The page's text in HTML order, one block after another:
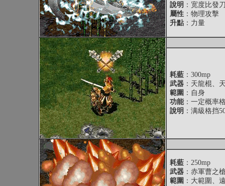
說明 ：宽度比發
屬性 ：物理攻擊
升點 ：力量
耗藍 ：300mp
武器 ：天龍棍、
範圍 ：自身
功能：一定概率
說明 ：满級格挡
耗藍 ：250mp
武器 ：赤軍曹之
範圍 ：大範圍、